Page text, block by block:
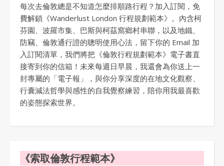
每次去倫敦總是不知道怎麼排順路行程？加入訂閱，免
費解鎖《Wanderlust London 行程規劃範本》。內含柯
芬園、波羅市集、巴斯與柯茲窩鄉村串聯，以及地鐵、
防竊、倫敦通行證的聰明使用心法，留下你的 Email 加
入訂閱清單，我們將把《倫敦行程規劃範本》電子書直
接寄到你的信箱！未來每週日早晨，我還會為你送上一
封專屬的「電子報」，與你分享深度的在地文化觀察、
行囊減法哲學與感性的自我覺察練習，陪你用我最喜歡
的姿態探索世界。
《索取倫敦行程範本》